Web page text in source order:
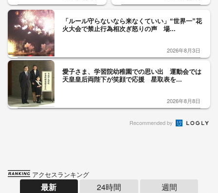
「ルール守らないなら来なくていい」“世界一”花
火大会で禁止行為相次ぎ怒りの声 場...
2026年8月3日
愛子さま、学習院幼稚園での思い出 運動会では
天皇皇后両陛下が笑顔で応援 星取表を...
2026年8月8日
Recommended by
アクセスランキング
最新 24時間 週間